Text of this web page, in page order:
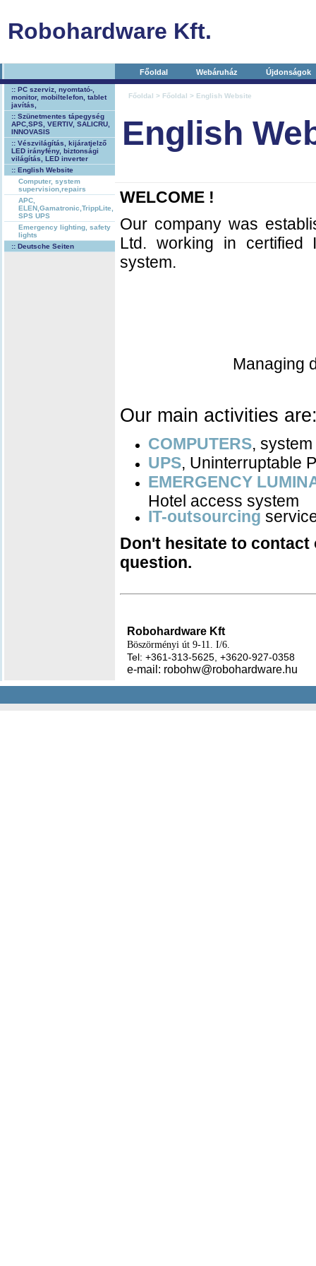
Robohardware Kft.
Főoldal Webáruház Újdonságok
:: PC szerviz, nyomtató-,
monitor, mobiltelefon, tablet
javítás,
:: Szünetmentes tápegység
APC,SPS, VERTIV, SALICRU,
INNOVASIS
:: Vészvilágítás, kijáratjelző
LED irányfény, biztonsági
világítás, LED inverter
:: English Website
Computer, system
supervision,repairs
APC,
ELEN,Gamatronic,TrippLite,
SPS UPS
Emergency lighting, safety
lights
:: Deutsche Seiten
Főoldal > Főoldal > English Website
English
WELCOME !
Our company was
Ltd. working in certified
system.
Managing
Our main activities
COMPUTERS,
UPS, Uninterruptable
EMERGENCY
Hotel access system
IT-outsourcing
Don't hesitate to contact
question.
Robohardware Kft
Böszörményi út 9-11. I/6.
Tel: +361-313-5625, +3620-927-0358
e-mail: robohw@robohardware.hu